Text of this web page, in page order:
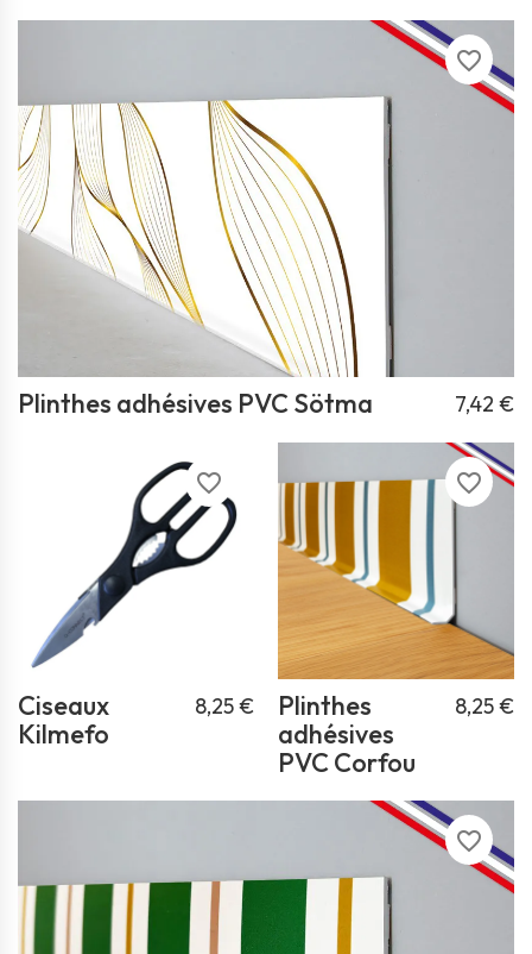
favorite_border
Plinthes adhésives PVC Sötma 7,42 €
favorite_border
Ciseaux
Kilmefo
8,25 €
favorite_border
Plinthes
adhésives
PVC Corfou
8,25 €
favorite_border